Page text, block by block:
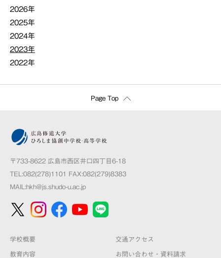
2026年
2025年
2024年
2023年
2022年
Page Top
〒733-8622 広島市西区井口四丁目6-18
TEL:082(278)1101 FAX:082(279)8383
MAIL:hkh@js.shudo-u.ac.jp
学校概要
教育内容
交通アクセス
お問い合わせ・資料請求